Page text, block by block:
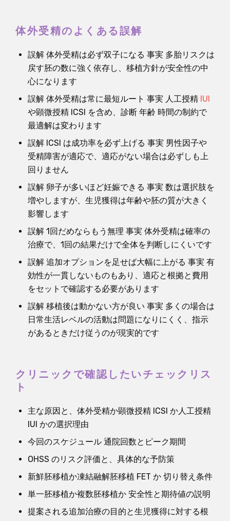
体外受精のよくある誤解
誤解 体外受精は必ず双子になる 事実 多胎リスクは
戻す胚の数に強く依存し、移植方針が安全性の中
心になります
誤解 体外受精は常に最短ルート 事実 人工授精 IUI
や顕微授精 ICSI を含め、診断 年齢 時間の制約で
最適解は変わります
誤解 ICSI は成功率を必ず上げる 事実 男性因子や
受精障害が適応で、適応がない場合は必ずしも上
回りません
誤解 卵子が多いほど妊娠できる 事実 数は選択肢を
増やしますが、生児獲得は年齢や胚の質が大きく
影響します
誤解 1回だめならもう無理 事実 体外受精は確率の
治療で、1回の結果だけで全体を判断しにくいです
誤解 追加オプションを足せば大幅に上がる 事実 有
効性が一貫しないものもあり、適応と根拠と費用
をセットで確認する必要があります
誤解 移植後は動かない方が良い 事実 多くの場合は
日常生活レベルの活動は問題になりにくく、指示
があるときだけ従うのが現実的です
クリニックで確認したいチェックリス
ト
主な原因と、体外受精か顕微授精 ICSI か人工授精
IUI かの選択理由
今回のスケジュール 通院回数とピーク期間
OHSS のリスク評価と、具体的な予防策
新鮮胚移植か凍結融解胚移植 FET か 切り替え条件
単一胚移植か複数胚移植か 安全性と期待値の説明
提案される追加治療の目的と生児獲得に対する根